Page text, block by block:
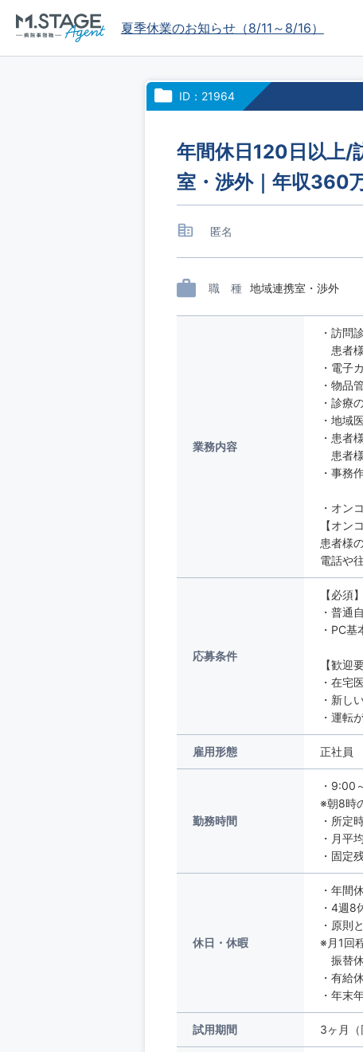
夏季休業のお知らせ（8/11～8/16）
ID：21964
年間休日120日以上/
室・渉外｜年収360
匿名
職 種 地域連携室・渉外
業務内容
・訪問
患者様
・電子
・物品
・診療
・地域
・患者
患者
・事務
・オン
【オン
患者様
電話や
応募条件
【必須】
・普通
・PC
【歓迎
・在宅
・新し
・運転
雇用形態 正社員
勤務時間
・9:00
※朝8時
・所定
・月平
・固定
休日・休暇
・年間
・4週8
・原則
※月1回
振替休
・有給
・年末
試用期間 3ヶ月（